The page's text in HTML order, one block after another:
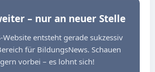
– nur an neuer Stelle
Website entsteht gerade sukzessiv
für BildungsNews. Schauen
vorbei – es lohnt sich!